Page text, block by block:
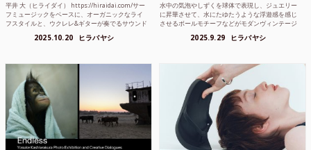
平井 大（ヒライダイ） https://hiraidai.com/サー
フミュージックをベースに、オーガニックなライ
フスタイルと、ウクレレ&ギターが奏でるサウンド
2025.10.20 ヒラバヤシ
水中の気泡やしずくを球体で表現し、ジュエリー
に昇華させて、水にたゆたうような浮遊感を感じ
させるボールモチーフなどがモダンヴィンテージ
レクションを202...
2025.9.29 ヒラバヤシ